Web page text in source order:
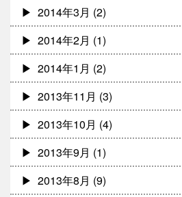
2014年3月 (2)
2014年2月 (1)
2014年1月 (2)
2013年11月 (3)
2013年10月 (4)
2013年9月 (1)
2013年8月 (9)